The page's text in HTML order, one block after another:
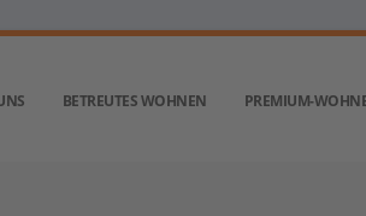
BETREUTES WOHNEN PREMIUM-